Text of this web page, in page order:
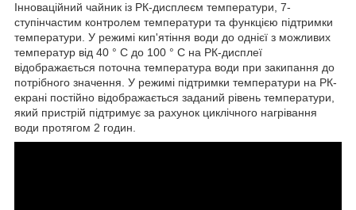
Інноваційний чайник із РК-дисплеєм температури, 7-
ступінчастим контролем температури та функцією підтримки
температури. У режимі кип'ятіння води до однієї з можливих
температур від 40 ° C до 100 ° C на РК-дисплеї
відображається поточна температура води при закипання до
потрібного значення. У режимі підтримки температури на РК-
екрані постійно відображається заданий рівень температури,
який пристрій підтримує за рахунок циклічного нагрівання
води протягом 2 годин.